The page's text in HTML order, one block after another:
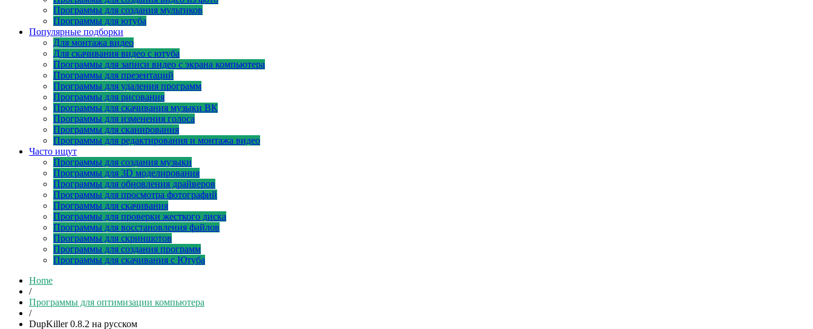
Программы для создания мультиков
Программы для ютуба
Популярные подборки
Для монтажа видео
Для скачивания видео с ютуба
Программы для записи видео с экрана компьютера
Программы для презентаций
Программы для удаления программ
Программы для рисования
Программы для скачивания музыки ВК
Программы для изменения голоса
Программы для сканирования
Программы для редактирования и монтажа видео
Часто ищут
Программы для создания музыки
Программы для 3D моделирования
Программы для обновления драйверов
Программы для просмотра фотографий
Программы для скачивания
Программы для проверки жесткого диска
Программы для восстановления файлов
Программы для скриншотов
Программы для создания программ
Программы для скачивания с Ютуба
Home
/
Программы для оптимизации компьютера
/
DupKiller 0.8.2 на русском